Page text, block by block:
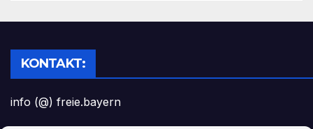
KONTAKT:
info (@) freie.bayern